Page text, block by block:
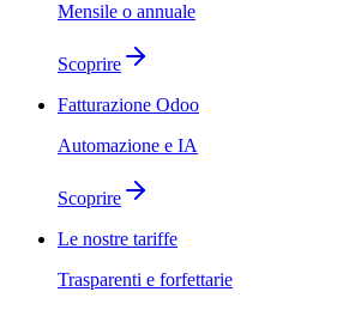
Mensile o annuale
Scoprire
Fatturazione Odoo
Automazione e IA
Scoprire
Le nostre tariffe
Trasparenti e forfettarie